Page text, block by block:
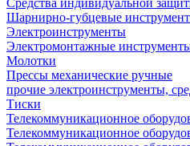
Средства индивидуальной
Шарнирно-губцевые
Электроинструменты
Электромонтажные
Молотки
Прессы механические ручные
прочие электроинструменты,
Тиски
Телекоммуникационное
Телекоммуникационное